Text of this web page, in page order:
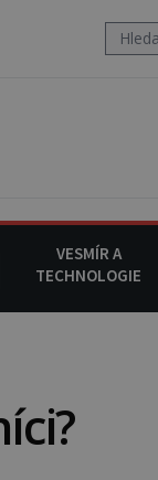
rosolovitá látka
VESMÍR A
TECHNOLOGIE